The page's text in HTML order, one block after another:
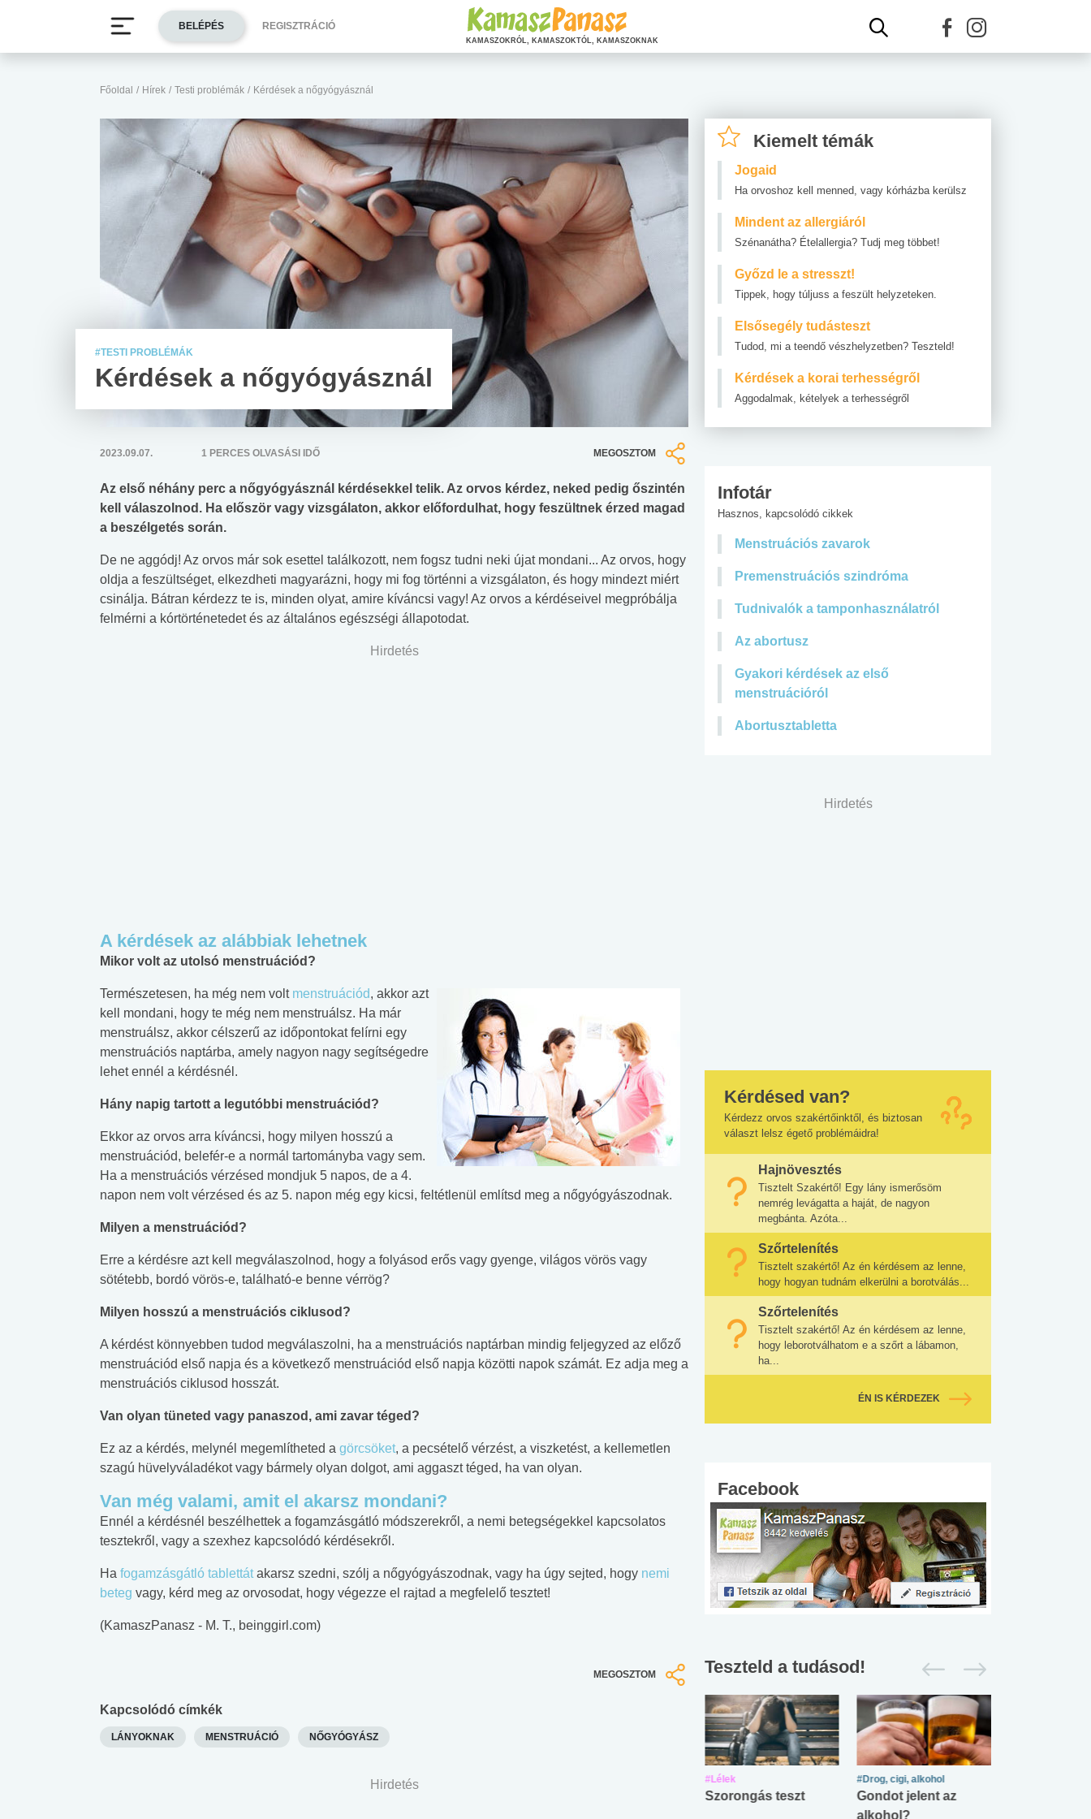
Főoldal / Hírek / Testi problémák / Kérdések a nőgyógyásznál
#TESTI PROBLÉMÁK
Kérdések a nőgyógyásznál
2023.09.07. 1 PERCES OLVASÁSI IDŐ MEGOSZTOM
Az első néhány perc a nőgyógyásznál kérdésekkel telik. Az orvos kérdez, neked pedig őszintén
kell válaszolnod. Ha először vagy vizsgálaton, akkor előfordulhat, hogy feszültnek érzed magad
a beszélgetés során.
De ne aggódj! Az orvos már sok esettel találkozott, nem fogsz tudni neki újat mondani... Az orvos, hogy
oldja a feszültséget, elkezdheti magyarázni, hogy mi fog történni a vizsgálaton, és hogy mindezt miért
csinálja. Bátran kérdezz te is, minden olyat, amire kíváncsi vagy! Az orvos a kérdéseivel megpróbálja
felmérni a kórtörténetedet és az általános egészségi állapotodat.
Hirdetés
A kérdések az alábbiak lehetnek
Mikor volt az utolsó menstruációd?
Természetesen, ha még nem volt menstruációd, akkor azt
kell mondani, hogy te még nem menstruálsz. Ha már
menstruálsz, akkor célszerű az időpontokat felírni egy
menstruációs naptárba, amely nagyon nagy segítségedre
lehet ennél a kérdésnél.
Hány napig tartott a legutóbbi menstruációd?
Ekkor az orvos arra kíváncsi, hogy milyen hosszú a
menstruációd, belefér-e a normál tartományba vagy sem.
Ha a menstruációs vérzésed mondjuk 5 napos, de a 4.
napon nem volt vérzésed és az 5. napon még egy kicsi, feltétlenül említsd meg a nőgyógyászodnak.
Milyen a menstruációd?
Erre a kérdésre azt kell megválaszolnod, hogy a folyásod erős vagy gyenge, világos vörös vagy
sötétebb, bordó vörös-e, található-e benne vérrög?
Milyen hosszú a menstruációs ciklusod?
A kérdést könnyebben tudod megválaszolni, ha a menstruációs naptárban mindig feljegyzed az előző
menstruációd első napja és a következő menstruációd első napja közötti napok számát. Ez adja meg a
menstruációs ciklusod hosszát.
Van olyan tüneted vagy panaszod, ami zavar téged?
Ez az a kérdés, melynél megemlítheted a görcsöket, a pecsételő vérzést, a viszketést, a kellemetlen
szagú hüvelyváladékot vagy bármely olyan dolgot, ami aggaszt téged, ha van olyan.
Van még valami, amit el akarsz mondani?
Ennél a kérdésnél beszélhettek a fogamzásgátló módszerekről, a nemi betegségekkel kapcsolatos
tesztekről, vagy a szexhez kapcsolódó kérdésekről.
Ha fogamzásgátló tablettátakarsz szedni, szólj a nőgyógyászodnak, vagy ha úgy sejted, hogy nemi
beteg vagy, kérd meg az orvosodat, hogy végezze el rajtad a megfelelő tesztet!
(KamaszPanasz - M. T., beinggirl.com)
MEGOSZTOM
Kapcsolódó címkék
LÁNYOKNAK MENSTRUÁCIÓ NŐGYÓGYÁSZ
Hirdetés
Kiemelt témák
Jogaid
Ha orvoshoz kell menned, vagy kórházba kerülsz
Mindent az allergiáról
Szénanátha? Ételallergia? Tudj meg többet!
Győzd le a stresszt!
Tippek, hogy túljuss a feszült helyzeteken.
Elsősegély tudásteszt
Tudod, mi a teendő vészhelyzetben? Teszteld!
Kérdések a korai terhességről
Aggodalmak, kételyek a terhességről
Infotár
Hasznos, kapcsolódó cikkek
Menstruációs zavarok
Premenstruációs szindróma
Tudnivalók a tamponhasználatról
Az abortusz
Gyakori kérdések az első
menstruációról
Abortusztabletta
Hirdetés
Kérdésed van?
Kérdezz orvos szakértőinktől, és biztosan
választ lelsz égető problémáidra!
Hajnövesztés
Tisztelt Szakértő! Egy lány ismerősöm
nemrég levágatta a haját, de nagyon
megbánta. Azóta...
Szőrtelenítés
Tisztelt szakértő! Az én kérdésem az lenne,
hogy hogyan tudnám elkerülni a borotválás...
Szőrtelenítés
Tisztelt szakértő! Az én kérdésem az lenne,
hogy leborotválhatom e a szőrt a lábamon,
ha...
ÉN IS KÉRDEZEK
Facebook
Teszteld a tudásod!
#Suli, munka #Lélek
Szorongás teszt
#Drog, cigi, alkohol
Gondot jelent az
alkohol?
BELÉPÉS REGISZTRÁCIÓ
KAMASZOKRÓL, KAMASZOKTÓL, KAMASZOKNAK